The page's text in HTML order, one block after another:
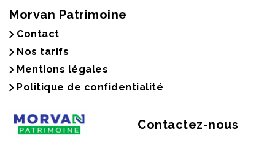
Morvan Patrimoine
Contact
Nos tarifs
Mentions légales
Politique de confidentialité
Contactez-nous